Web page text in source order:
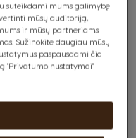
suteikdami mums galimybę
mūsų auditoriją,
ir mūsų partneriams
Sužinokite daugiau mūsų
paspausdami čia
"Privatumo nustatymai"